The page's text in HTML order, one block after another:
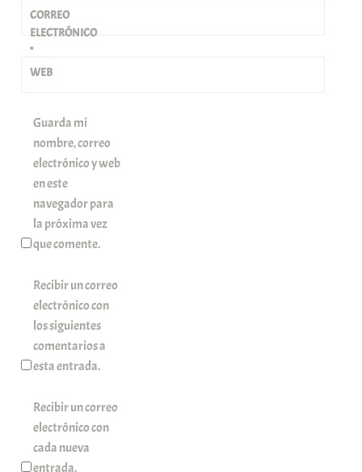
CORREO
ELECTRÓNICO
*
WEB
Guarda mi
nombre, correo
electrónico y web
en este
navegador para
la próxima vez
que comente.
Recibir un correo
electrónico con
los siguientes
comentarios a
esta entrada.
Recibir un correo
electrónico con
cada nueva
entrada.